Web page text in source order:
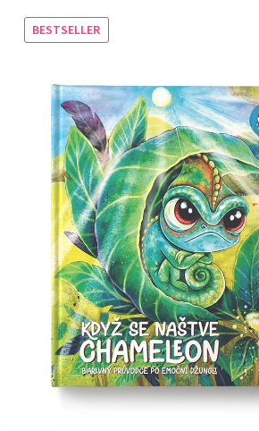
Karty
Doprava, platba, kontakt
BESTSELLER